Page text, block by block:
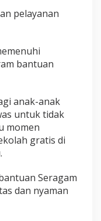
pelayanan
bantuan
anak-anak
untuk tidak
momen
gratis di
Seragam
dan nyaman